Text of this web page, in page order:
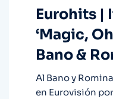
Eurohits |
‘Magic,
Bano &
Al Bano y
en Eurovisión